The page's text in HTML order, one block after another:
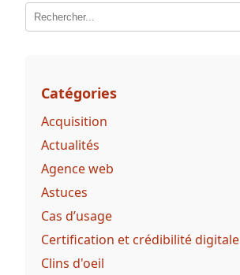
Catégories
Acquisition
Actualités
Agence web
Astuces
Cas d’usage
Certification et crédibilité digitale
Clins d'oeil